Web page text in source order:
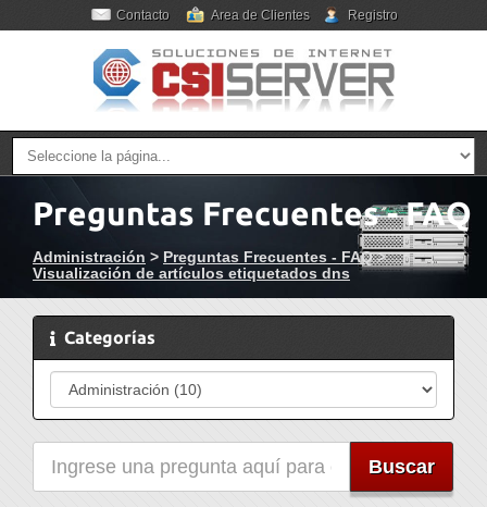
Contacto Area de Clientes Registro
Preguntas Frecuentes - FAQ
Administración > Preguntas Frecuentes - FAQ>
Visualización de artículos etiquetados dns
Categorías